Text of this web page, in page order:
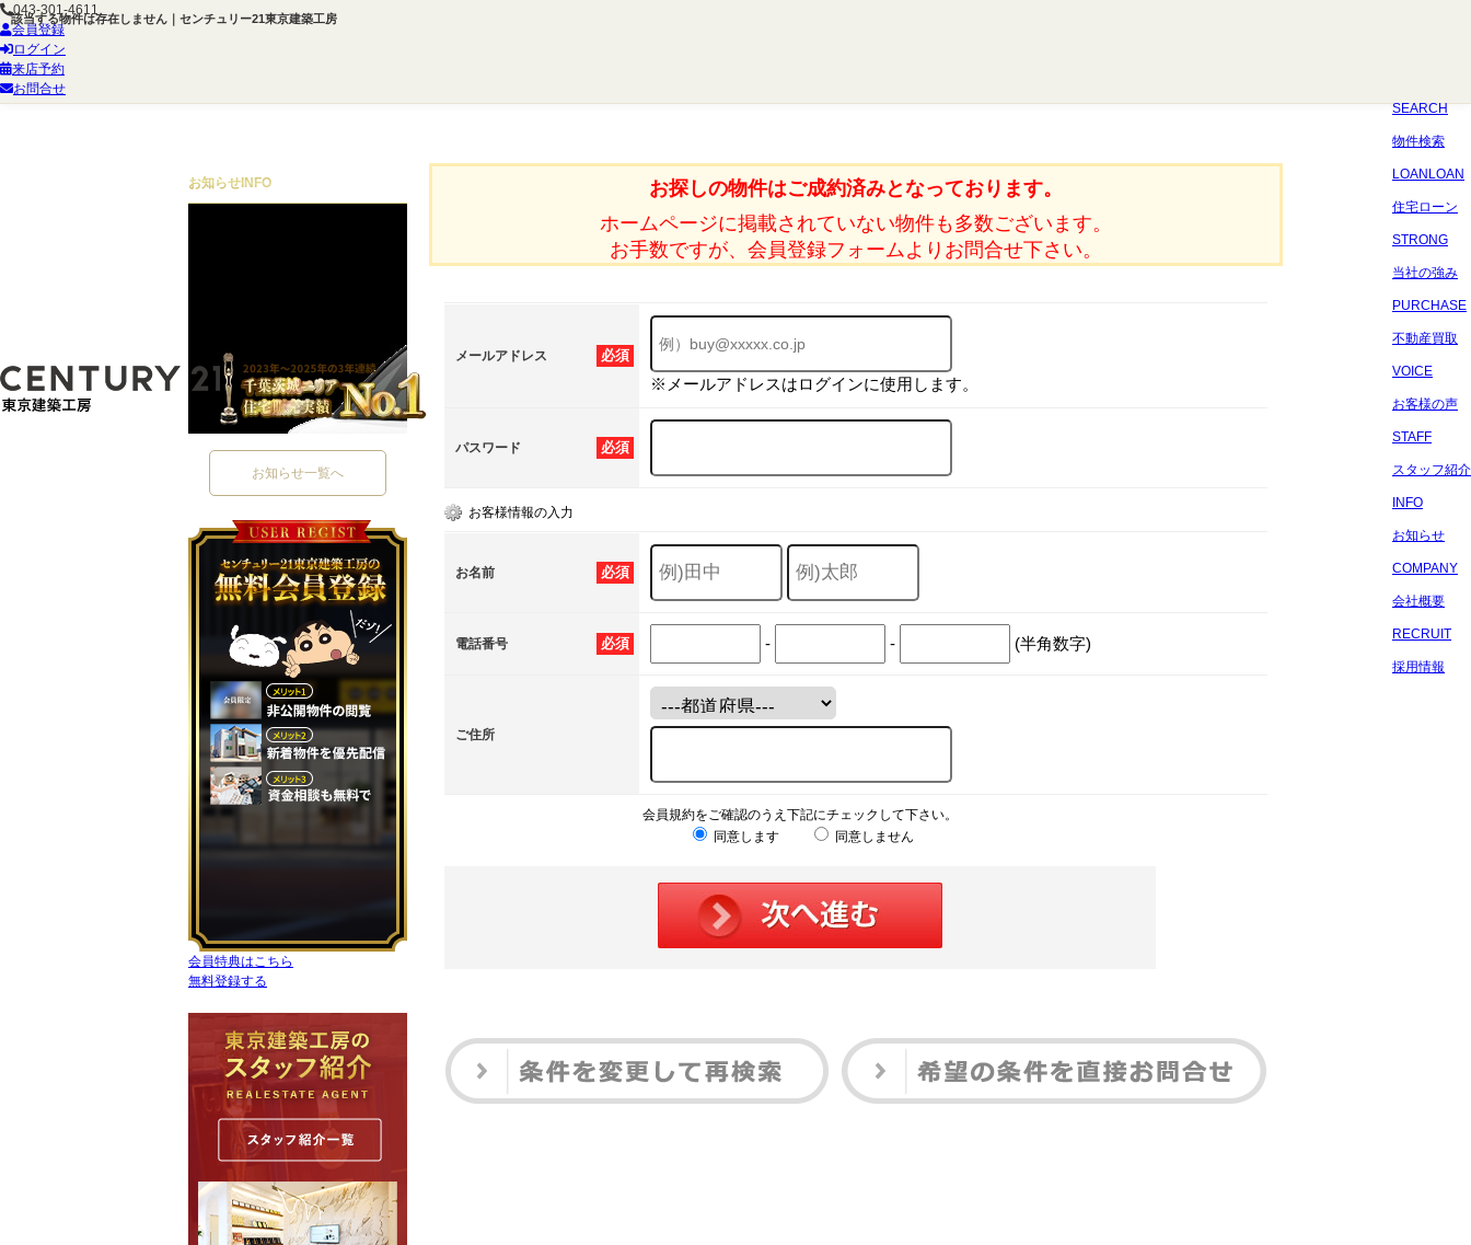
該当する物件は存在しません｜センチュリー21東京建築工房
043-301-4611
会員登録
ログイン
来店予約
お問合せ
SEARCH
物件検索
LOANLOAN
住宅ローン
STRONG
当社の強み
PURCHASE
不動産買取
VOICE
お客様の声
STAFF
スタッフ紹介
INFO
お知らせ
COMPANY
会社概要
RECRUIT
採用情報
お探しの物件はご成約済みとなっております。
ホームページに掲載されていない物件も多数ございます。
お手数ですが、会員登録フォームよりお問合せ下さい。
必須
メールアドレス
※メールアドレスはログインに使用します。
必須
パスワード
お客様情報の入力
必須
お名前
必須
電話番号 - - (半角数字)
ご住所
会員規約をご確認のうえ下記にチェックして下さい。
同意します
同意しません
お知らせ INFO
お知らせ一覧へ
会員特典はこちら
無料登録する